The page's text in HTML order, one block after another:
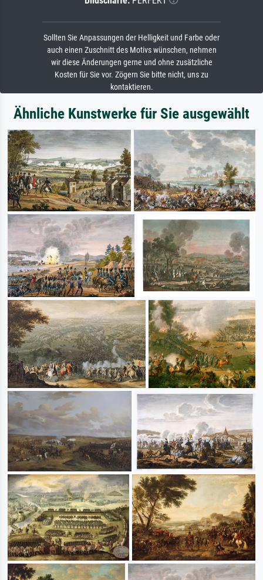
Sollten Sie Anpassungen der Helligkeit und Farbe oder
auch einen Zuschnitt des Motivs wünschen, nehmen
wir diese Änderungen gerne und ohne zusätzliche
Kosten für Sie vor. Zögern Sie bitte nicht, uns zu
kontaktieren.
Ähnliche Kunstwerke für Sie ausgewählt